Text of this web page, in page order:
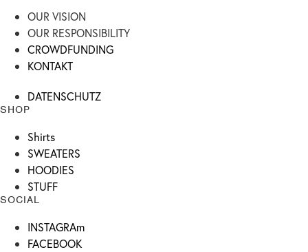
OUR VISION
OUR RESPONSIBILITY
CROWDFUNDING
KONTAKT
DATENSCHUTZ
SHOP
Shirts
SWEATERS
HOODIES
STUFF
SOCIAL
INSTAGRAm
FACEBOOK